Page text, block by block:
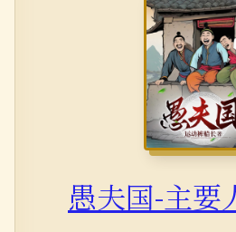
愚夫国-主要